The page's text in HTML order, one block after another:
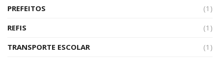
PREFEITOS
(1)
REFIS
(1)
TRANSPORTE ESCOLAR
(1)